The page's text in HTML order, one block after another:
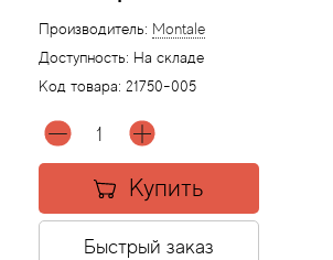
Производитель: Montale
Доступность: На складе
Код товара: 21750-005
Купить
Быстрый заказ
Absolument Parfumeur
Acca Kappa
Acqua di Parma
Acqua di Sardegna
Adidas
Статьи